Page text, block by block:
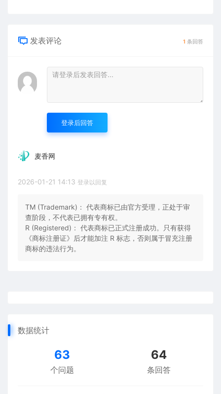
发表评论 1 条回答
登录后回答
麦香网
2026-01-21 14:13 登录以回复
TM (Trademark)： 代表商标已由官方受理，正处于审
查阶段，不代表已拥有专有权。
R (Registered)： 代表商标已正式注册成功。只有获得
《商标注册证》后才能加注 R 标志，否则属于冒充注册
商标的违法行为。
数据统计
63
个问题
64
条回答